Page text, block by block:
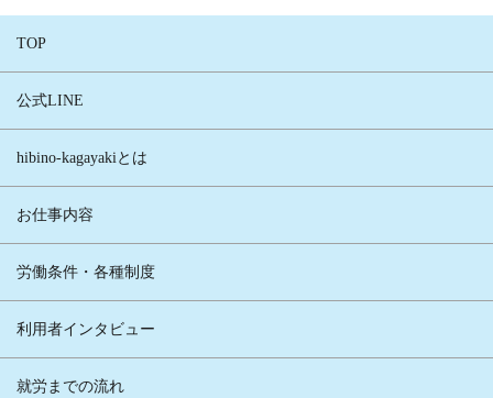
TOP
公式LINE
hibino-kagayakiとは
お仕事内容
労働条件・各種制度
利用者インタビュー
就労までの流れ